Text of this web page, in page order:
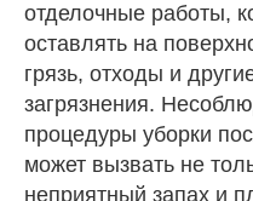
отделочные работы,
оставлять на
грязь, отходы и
загрязнения.
процедуры уборки
может вызвать не
неприятный запах и